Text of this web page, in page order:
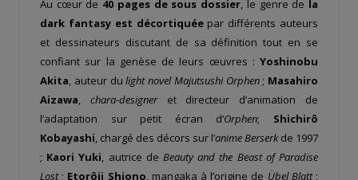
Au cœur de 40 pages de sous dossier, le genre de la
dark fantasy est décortiquéepar différents auteurs
et dessinateurs discutant de sa définition tout en se
confiant sur la genèse de leurs œuvres : Yoshinobu
Akita, auteur dulight novel Majutsushi Orphen; Masahiro
Aizawa, chara-designeret directeur d’animation de
l’adaptation sur petit écran d’Orphen; Shichirô
Kobayashi, chargé des décors sur l’anime Berserkde 1997
; Kaori Yuki, autrice deBeauty and the Beast of Paradise
Lost; Etorôji Shiono, mangaka à l’origine de Übel Blatt ;